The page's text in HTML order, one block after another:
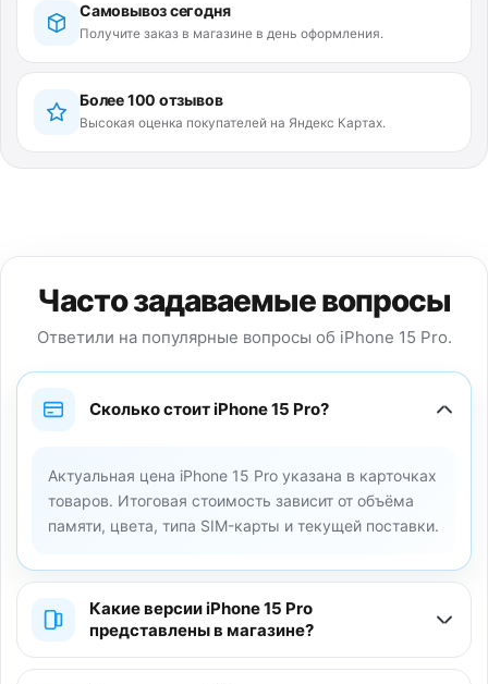
Самовывоз сегодня
Получите заказ в магазине в день оформления.
Более 100 отзывов
Высокая оценка покупателей на Яндекс Картах.
Часто задаваемые вопросы
Ответили на популярные вопросы об iPhone 15 Pro.
Сколько стоит iPhone 15 Pro?
Актуальная цена iPhone 15 Pro указана в карточках
товаров. Итоговая стоимость зависит от объёма
памяти, цвета, типа SIM-карты и текущей поставки.
Какие версии iPhone 15 Pro
представлены в магазине?